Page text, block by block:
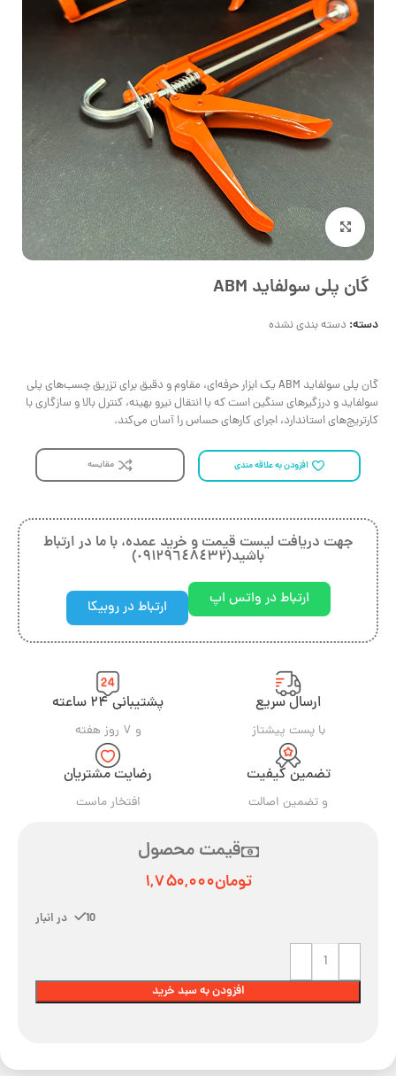
بزرگنمایی تصویر
گان پلی سولفاید ABM
دسته: دسته بندی نشده
گان پلی سولفاید ABM یک ابزار حرفه‌ای، مقاوم و دقیق برای تزریق چسب‌های پلی
سولفاید و درزگیرهای سنگین است که با انتقال نیرو بهینه، کنترل بالا و سازگاری با
کارتریج‌های استاندارد، اجرای کارهای حساس را آسان می‌کند.
افزودن به علاقه مندی مقایسه
جهت دريافت ليست قيمت و خريد عمده، با ما در ارتباط
باشيد(٠٩١٢٩٦٤٨٤٣٢)
ارتباط در واتس اپ ارتباط در روبیکا
ارسال سریع
با پست پیشتاز
پشتیبانی ۲۴ ساعته
و ۷ روز هفته
تضمین کیفیت
و تضمین اصالت
رضایت مشتریان
افتخار ماست
قیمت محصول
تومان۱,۷۵۰,۰۰۰
10 در انبار
افزودن به سبد خرید